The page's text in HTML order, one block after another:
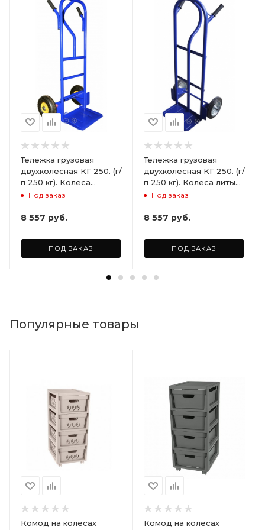
Тележка грузовая
двухколесная КГ 250. (г/
п 250 кг). Колеса
пневматические Ø250
Под заказ
8 557 руб.
ПОД ЗАКАЗ
Тележка грузовая
двухколесная КГ 250. (г/
п 250 кг). Колеса литые
Ø250 мм (2 шт)
Под заказ
8 557 руб.
ПОД ЗАКАЗ
Популярные товары
Комод на колесах
Комод на колесах